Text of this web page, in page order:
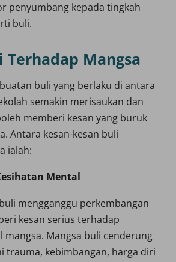
penyumbang kepada tingkah
buli.
Terhadap Mangsa
buli yang berlaku di antara
semakin merisaukan dan
memberi kesan yang buruk
Antara kesan-kesan buli
ialah:
Mental
mengganggu perkembangan
kesan serius terhadap
mangsa. Mangsa buli cenderung
trauma, kebimbangan, harga diri